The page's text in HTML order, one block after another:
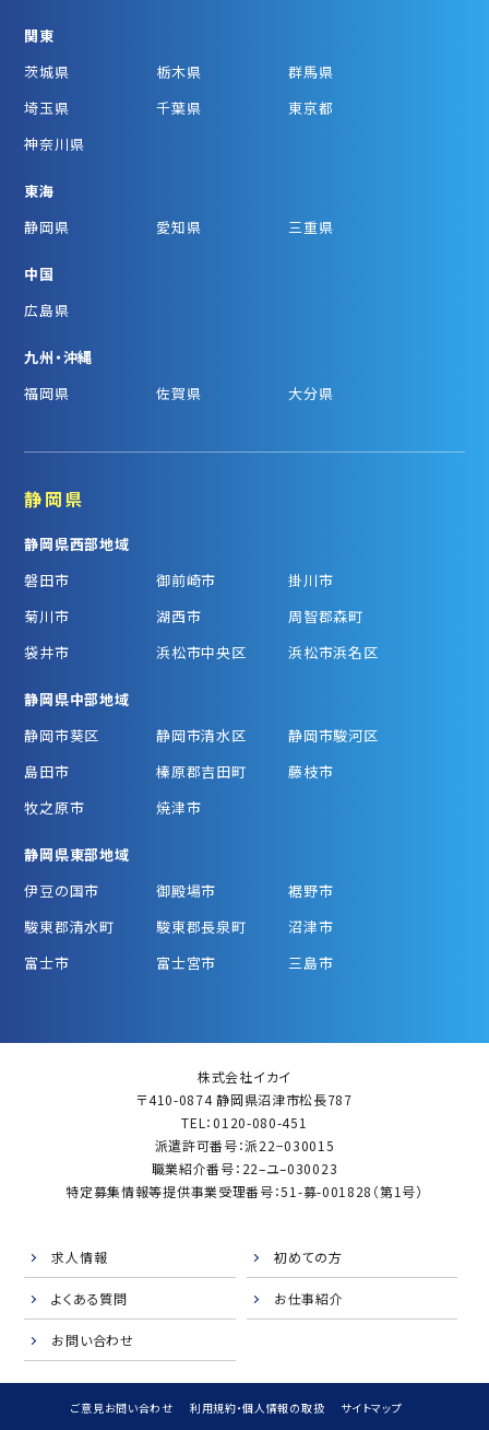
関東
茨城県
栃木県
群馬県
埼玉県
千葉県
東京都
神奈川県
東海
静岡県
愛知県 三重県
中国
広島県
九州・沖縄
福岡県
佐賀県 大分県
静岡県
静岡県西部地域
磐田市
御前崎市
掛川市
菊川市
湖西市
周智郡森町
袋井市
浜松市中央区 浜松市浜名区
静岡県中部地域
静岡市葵区
静岡市清水区
静岡市駿河区
島田市
榛原郡吉田町
藤枝市
牧之原市
焼津市
静岡県東部地域
伊豆の国市
御殿場市
裾野市
駿東郡清水町
駿東郡長泉町
沼津市
富士市
富士宮市 三島市
株式会社イカイ
〒410-0874 静岡県沼津市松長787
TEL：0120-080-451
派遣許可番号：派22−030015
職業紹介番号：22–ユ–030023
特定募集情報等提供事業受理番号：51-募-001828（第1号）
求人情報 初めての方
よくある質問 お仕事紹介
お問い合わせ
ご意見お問い合わせ 利用規約・個人情報の取扱
サイトマップ